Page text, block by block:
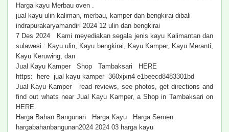
Harga kayu Merbau oven .
jual kayu ulin kaliman, merbau, kamper dan bengkirai dibali
indrapurakaryamandiri 2024 12 ulin dan bengkirai
7 Des 2024 Kami meyediakan segala jenis kayu Kalimantan dan
sulawesi : Kayu ulin, Kayu bengkirai, Kayu Kamper, Kayu Meranti,
Kayu Keruwing, dan
Jual Kayu Kamper Shop Tambaksari HERE
https: here jual kayu kamper 360xjxn4 e1beecd8483301bd
Jual Kayu Kamper read reviews, see photos, get directions and
find out whats near Jual Kayu Kamper, a Shop in Tambaksari on
HERE.
Harga Bahan Bangunan Harga Kayu Harga Semen
hargabahanbangunan2024 2024 03 harga kayu